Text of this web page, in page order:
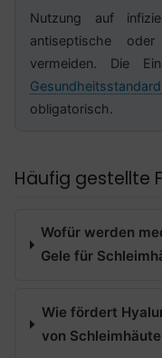
Nutzung auf
antiseptische
vermeiden. Die
obligatorisch.
Häufig gestellte
Wofür werden
Gele für
Wie fördert
von